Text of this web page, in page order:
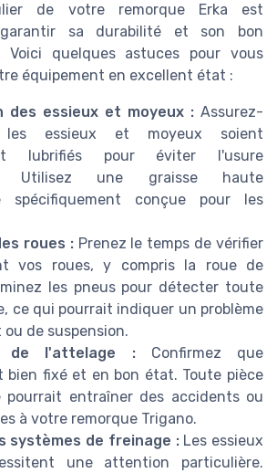
de votre remorque Erka est
sa durabilité et son bon
Voici quelques astuces pour vous
équipement en excellent état :
des essieux et moyeux : Assurez-
essieux et moyeux soient
lubrifiés pour éviter l'usure
Utilisez une graisse haute
spécifiquement conçue pour les
roues :Prenez le temps de vérifier
vos roues, y compris la roue de
les pneus pour détecter toute
ce qui pourrait indiquer un problème
de suspension.
de l'attelage :Confirmez que
bien fixé et en bon état. Toute pièce
pourrait entraîner des accidents ou
à votre remorque Trigano.
systèmes de freinage :Les essieux
une attention particulière.